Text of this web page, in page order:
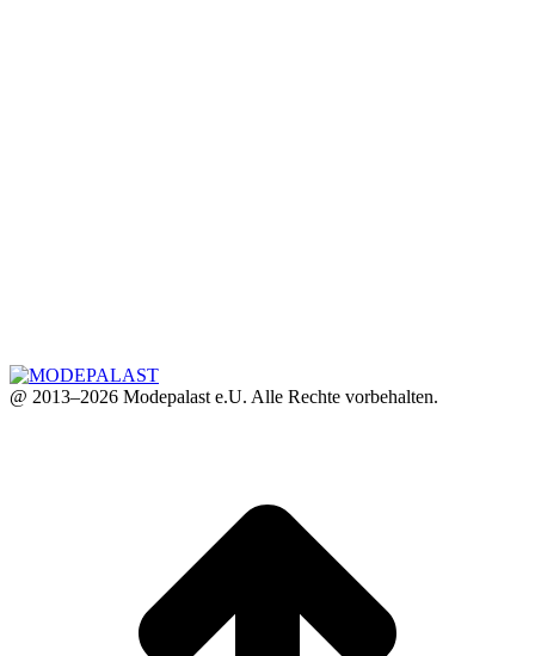
@ 2013–2026 Modepalast e.U. Alle Rechte vorbehalten.